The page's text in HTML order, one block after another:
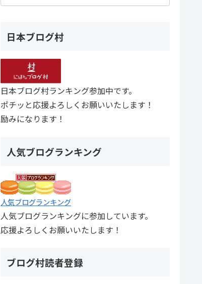
日本ブログ村
日本ブログ村ランキング参加中です。
ポチッと応援よろしくお願いいたします！
励みになります！
人気ブログランキング
人気ブログランキング
人気ブログランキングに参加しています。
応援よろしくお願いいたします！
ブログ村読者登録